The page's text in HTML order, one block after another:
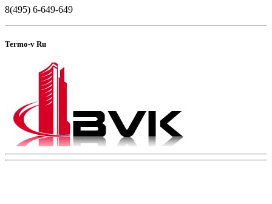
8(495) 6-649-649
Termo-v Ru